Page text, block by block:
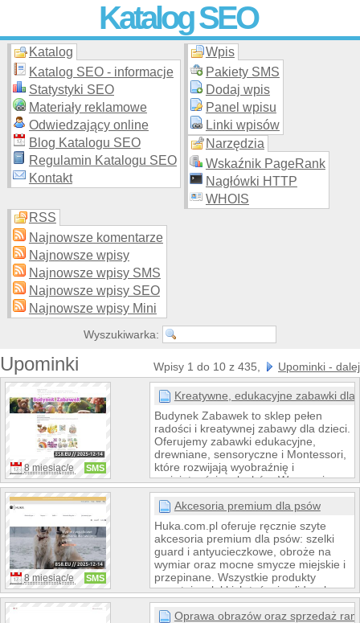
Katalog SEO
Skuteczna i promocja stron WWW –
moderowanego katalogu za darmo!
Katalog
Katalog SEO - informacje
Statystyki SEO
Materiały reklamowe
Odwiedzający online
Blog Katalogu SEO
Regulamin Katalogu SEO
Kontakt
Wpis
Pakiety SMS
Dodaj wpis
Panel wpisu
Linki wpisów
Narzędzia
Wskaźnik PageRank
Nagłówki HTTP
WHOIS
RSS
Najnowsze komentarze
Najnowsze wpisy
Najnowsze wpisy SMS
Najnowsze wpisy SEO
Najnowsze wpisy Mini
Wyszukiwarka:
Upominki Wpisy 1 do 10 z 435, Upominki - dalej
8 miesiąc/e SMS
Kreatywne, edukacyjne zabawki dla
Budynek Zabawek to sklep pełen
radości i kreatywnej zabawy dla dzieci.
Oferujemy zabawki edukacyjne,
drewniane, sensoryczne i Montessori,
które rozwijają wyobraźnię i
umiejętności maluchów. W naszej
ofercie znajdziesz także rowerki
biegowe, jeździki, klocki drewniane i
VIGA, Classic World, Smoby i
WOOPIE. Idealne zabawki dla dzieci w
każdym wieku – bezpieczne,
kreatywne i edukacyjne!
8 miesiąc/e SMS
Akcesoria premium dla psów
Huka.com.pl oferuje ręcznie szyte
akcesoria premium dla psów: szelki
guard i antyucieczkowe, obroże na
wymiar oraz mocne smycze miejskie i
przepinane. Wszystkie produkty
powstają z lekkich taśm i solidnych
okuć, zapewniając komfort i
bezpieczeństwo. Dopełnieniem są
Oprawa obrazów oraz sprzedaż